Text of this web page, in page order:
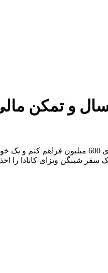
36 ساله با سابقه
من 36 سال سن و 12سال سابقه کار کارمندی
سفر شینگن ویزای کانادا